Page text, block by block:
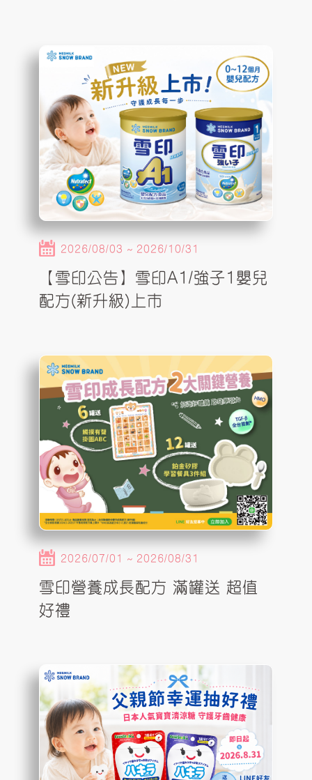
2026/08/03 ~ 2026/10/31
【雪印公告】雪印A1/強子1嬰兒
配方(新升級)上市
2026/07/01 ~ 2026/08/31
雪印營養成長配方 滿罐送 超值
好禮